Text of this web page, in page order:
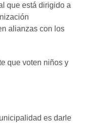
que está dirigido a
alianzas con los
que voten niños y
es darle